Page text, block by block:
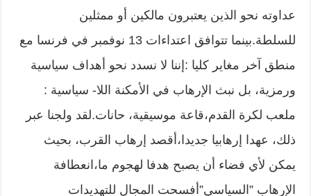
عداوته نحو الذين يعتبرون مالكين أو ممثلين
للسلطة.بينما تتوافق اعتداءات 13 نوفمبر في فرنسا مع
منطق آخر مغاير كليا :إننا لا نسدد نحو أهداف سياسية
ورمزية، بل نبث الإرهاب في الأمكنة اللا- سياسية :
ملعب لكرة القدم،قاعة موسيقية، حانات.لقد ولجنا عبر
ذلك، عهدا إرهابيا جديدا،أقصد إرهاب القرب، بحيث
يمكن لأي فضاء أن يصبح هدفا لهجوم ما،انعطافة
الإرهاب ”السياسي”أفسحت المجال للتهديدات